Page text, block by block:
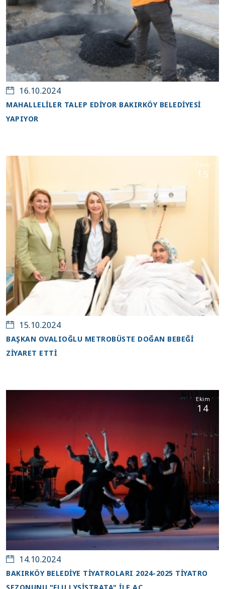
16.10.2024
MAHALLELİLER TALEP EDİYOR BAKIRKÖY BELEDİYESİ
YAPIYOR
Ekim
15
15.10.2024
BAŞKAN OVALIOĞLU METROBÜSTE DOĞAN BEBEĞİ
ZİYARET ETTİ
Ekim
14
14.10.2024
BAKIRKÖY BELEDİYE TİYATROLARI 2024-2025 TİYATRO